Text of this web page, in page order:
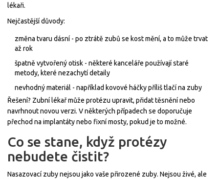
lékaři.
Nejčastější důvody:
změna tvaru dásní - po ztrátě zubů se kost mění, a to může trvat
až rok
špatně vytvořený otisk - některé kanceláře používají staré
metody, které nezachytí detaily
nevhodný materiál - například kovové háčky příliš tlačí na zuby
Řešení? Zubní lékař může protézu upravit, přidat těsnění nebo
navrhnout novou verzi. V některých případech se doporučuje
přechod na implantáty nebo fixní mosty, pokud je to možné.
Co se stane, když protézy
nebudete čistit?
Nasazovací zuby nejsou jako vaše přirozené zuby. Nejsou živé, ale